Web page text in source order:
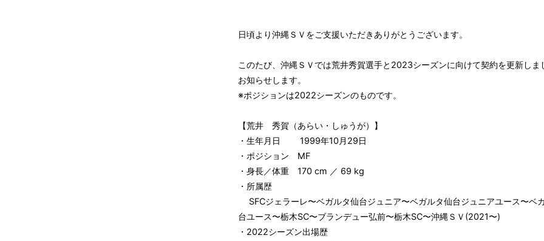
日頃より沖縄ＳＶをご支援いただきありがとうございます。
このたび、沖縄ＳＶでは荒井秀賀選手と2023シーズンに向けて契約を更新しま
お知らせします。
※ポジションは2022シーズンのものです。
【荒井 秀賀（あらい・しゅうが）】
・生年月日 1999年10月29日
・ポジション MF
・身長／体重 170 cm ／ 69 kg
・所属歴
SFCジェラーレ〜ベガルタ仙台ジュニア〜ベガルタ仙台ジュニアユース〜ベ
台ユース〜栃木SC〜ブランデュー弘前〜栃木SC〜沖縄ＳＶ(2021〜)
・2022シーズン出場歴